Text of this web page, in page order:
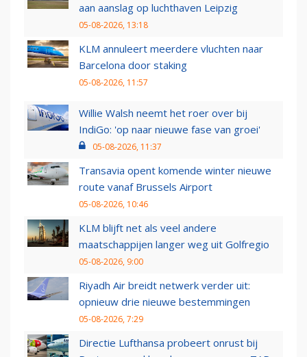
aan aanslag op luchthaven Leipzig
05-08-2026, 13:18
KLM annuleert meerdere vluchten naar
Barcelona door staking
05-08-2026, 11:57
Willie Walsh neemt het roer over bij
IndiGo: 'op naar nieuwe fase van groei'
05-08-2026, 11:37
Transavia opent komende winter nieuwe
route vanaf Brussels Airport
05-08-2026, 10:46
KLM blijft net als veel andere
maatschappijen langer weg uit Golfregio
05-08-2026, 9:00
Riyadh Air breidt netwerk verder uit:
opnieuw drie nieuwe bestemmingen
05-08-2026, 7:29
Directie Lufthansa probeert onrust bij